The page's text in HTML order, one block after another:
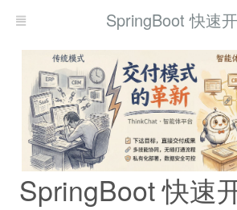
SpringBoot 快速
SpringBoot 快速